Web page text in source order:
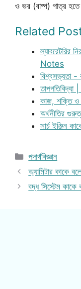
ও ভর (বাষ্প) পাত্র হতে
Related
ল্যাবরেটরির
Notes
বিশ্বসভ্যতা -
কাজ, শক্তি ও
অর্থনীতির
সার্চ ইঞ্জিন
Categories
পদার্থবিজ্ঞান
অ্যামিটার কাকে
বদ্ধ সিস্টেম কাকে